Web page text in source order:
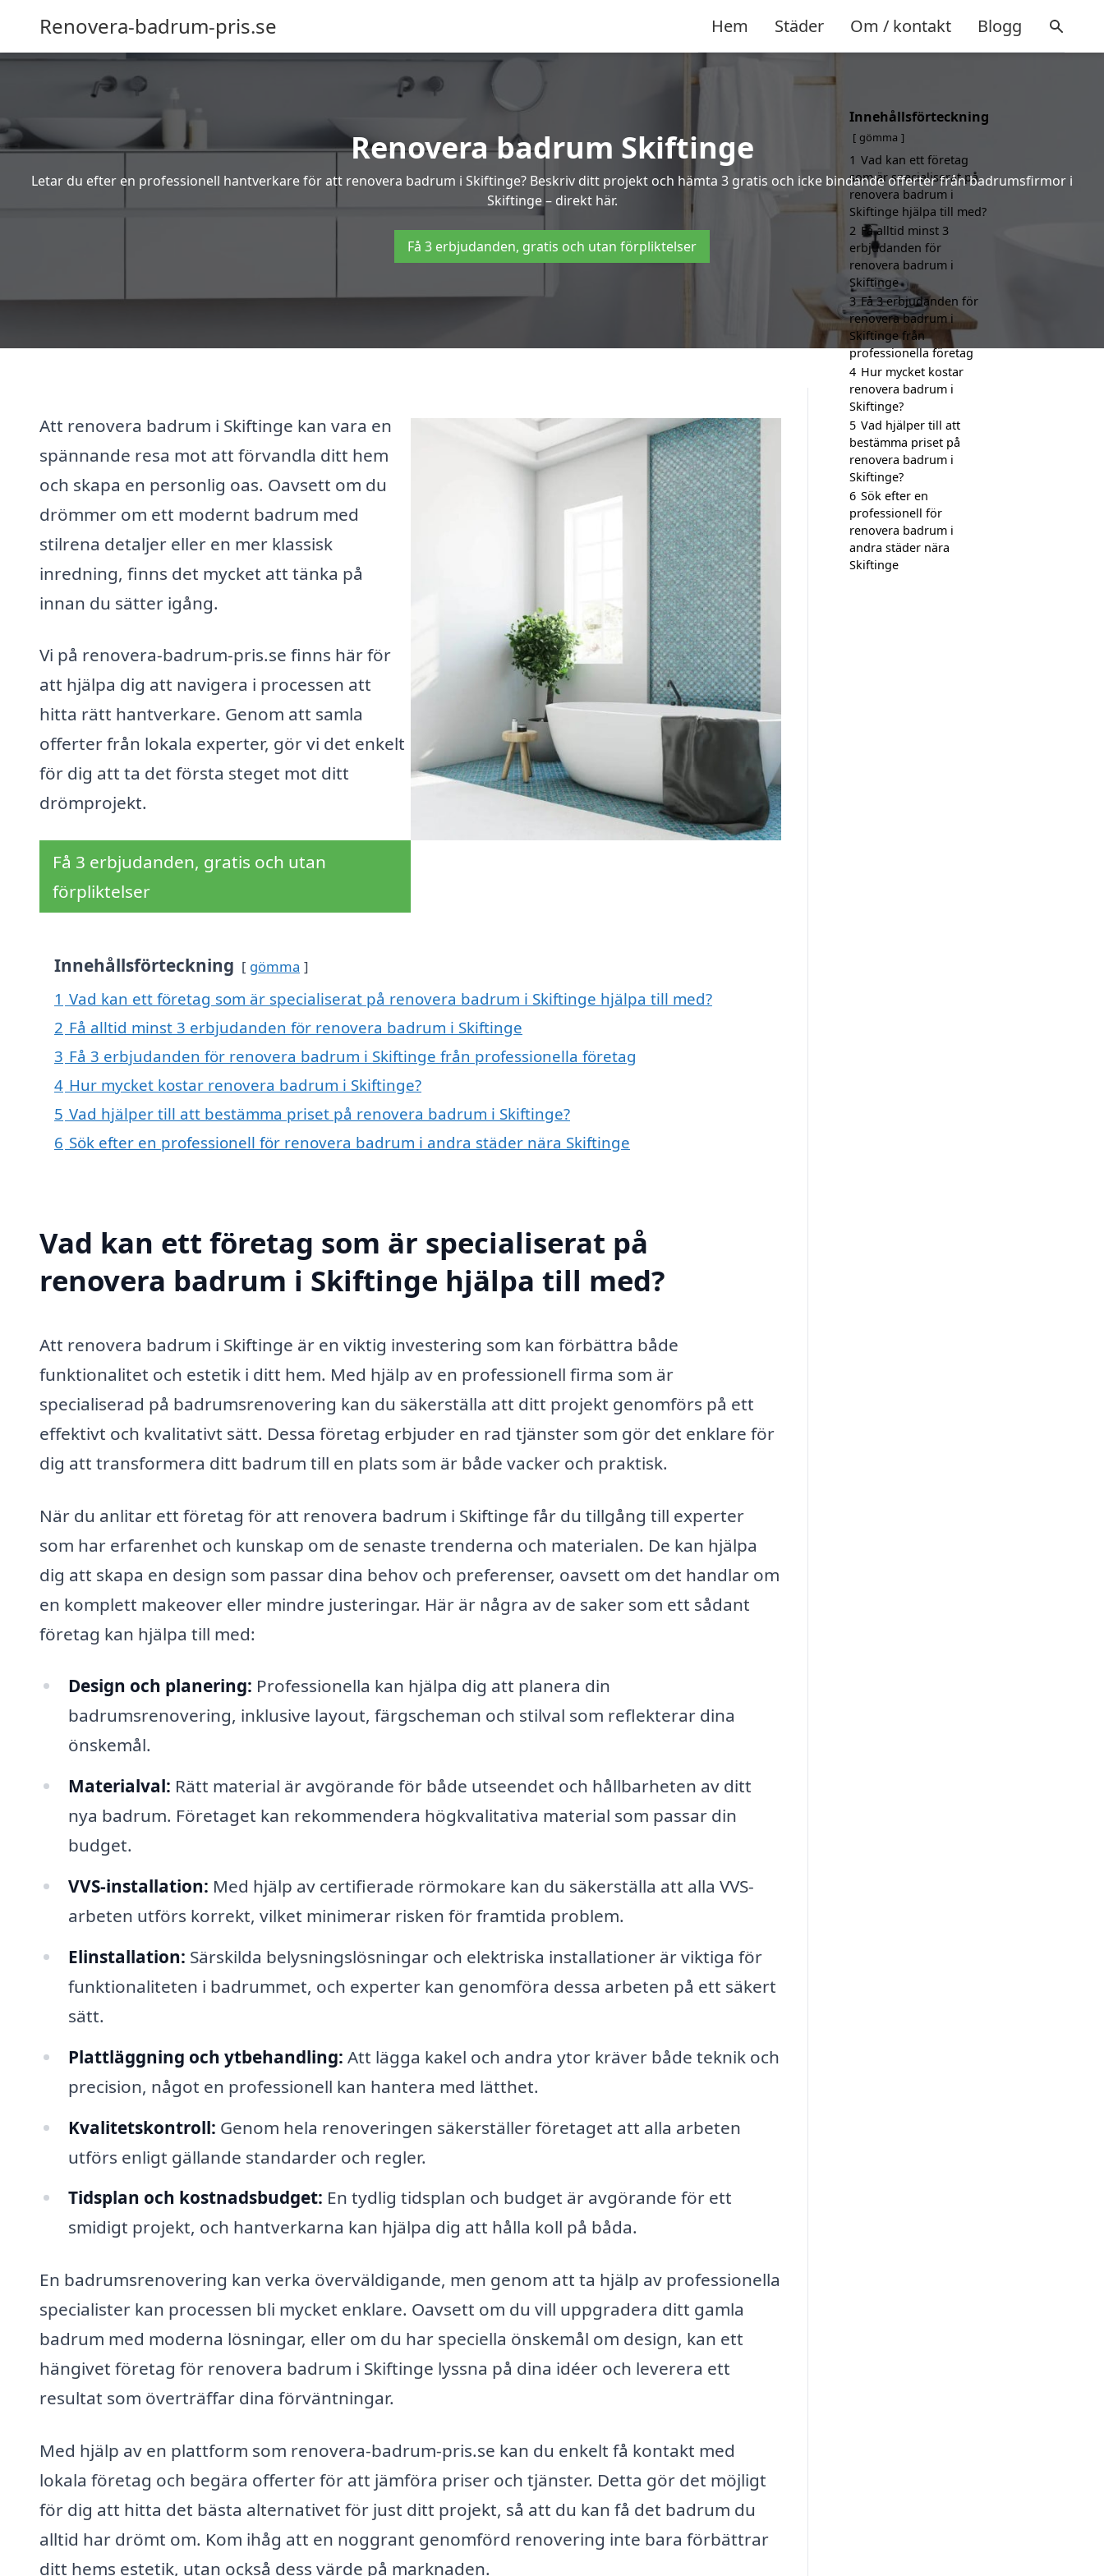
Renovera-badrum-pris.se Hem Städer Om / kontakt Blogg
Renovera badrum Skiftinge
Letar du efter en professionell hantverkare för att renovera badrum i Skiftinge? Beskriv ditt projekt och hämta 3 gratis och icke bindande offerter från badrumsfirmor i
Skiftinge – direkt här.
Få 3 erbjudanden, gratis och utan förpliktelser
Att renovera badrum i Skiftinge kan vara en
spännande resa mot att förvandla ditt hem
och skapa en personlig oas. Oavsett om du
drömmer om ett modernt badrum med
stilrena detaljer eller en mer klassisk
inredning, finns det mycket att tänka på
innan du sätter igång.
Vi på renovera-badrum-pris.se finns här för
att hjälpa dig att navigera i processen att
hitta rätt hantverkare. Genom att samla
offerter från lokala experter, gör vi det enkelt
för dig att ta det första steget mot ditt
drömprojekt.
Få 3 erbjudanden, gratis och utan
förpliktelser
Innehållsförteckning gömma
1 Vad kan ett företag som är specialiserat på renovera badrum i Skiftinge hjälpa till med?
2 Få alltid minst 3 erbjudanden för renovera badrum i Skiftinge
3 Få 3 erbjudanden för renovera badrum i Skiftinge från professionella företag
4 Hur mycket kostar renovera badrum i Skiftinge?
5 Vad hjälper till att bestämma priset på renovera badrum i Skiftinge?
6 Sök efter en professionell för renovera badrum i andra städer nära Skiftinge
Vad kan ett företag som är specialiserat på
renovera badrum i Skiftinge hjälpa till med?
Att renovera badrum i Skiftinge är en viktig investering som kan förbättra både
funktionalitet och estetik i ditt hem. Med hjälp av en professionell firma som är
specialiserad på badrumsrenovering kan du säkerställa att ditt projekt genomförs på ett
effektivt och kvalitativt sätt. Dessa företag erbjuder en rad tjänster som gör det enklare för
dig att transformera ditt badrum till en plats som är både vacker och praktisk.
När du anlitar ett företag för att renovera badrum i Skiftinge får du tillgång till experter
som har erfarenhet och kunskap om de senaste trenderna och materialen. De kan hjälpa
dig att skapa en design som passar dina behov och preferenser, oavsett om det handlar om
en komplett makeover eller mindre justeringar. Här är några av de saker som ett sådant
företag kan hjälpa till med:
Design och planering: Professionella kan hjälpa dig att planera din
badrumsrenovering, inklusive layout, färgscheman och stilval som reflekterar dina
önskemål.
Materialval: Rätt material är avgörande för både utseendet och hållbarheten av ditt
nya badrum. Företaget kan rekommendera högkvalitativa material som passar din
budget.
VVS-installation: Med hjälp av certifierade rörmokare kan du säkerställa att alla VVS-
arbeten utförs korrekt, vilket minimerar risken för framtida problem.
Elinstallation: Särskilda belysningslösningar och elektriska installationer är viktiga för
funktionaliteten i badrummet, och experter kan genomföra dessa arbeten på ett säkert
sätt.
Plattläggning och ytbehandling: Att lägga kakel och andra ytor kräver både teknik och
precision, något en professionell kan hantera med lätthet.
Kvalitetskontroll: Genom hela renoveringen säkerställer företaget att alla arbeten
utförs enligt gällande standarder och regler.
Tidsplan och kostnadsbudget: En tydlig tidsplan och budget är avgörande för ett
smidigt projekt, och hantverkarna kan hjälpa dig att hålla koll på båda.
En badrumsrenovering kan verka överväldigande, men genom att ta hjälp av professionella
specialister kan processen bli mycket enklare. Oavsett om du vill uppgradera ditt gamla
badrum med moderna lösningar, eller om du har speciella önskemål om design, kan ett
hängivet företag för renovera badrum i Skiftinge lyssna på dina idéer och leverera ett
resultat som överträffar dina förväntningar.
Med hjälp av en plattform som renovera-badrum-pris.se kan du enkelt få kontakt med
lokala företag och begära offerter för att jämföra priser och tjänster. Detta gör det möjligt
för dig att hitta det bästa alternativet för just ditt projekt, så att du kan få det badrum du
alltid har drömt om. Kom ihåg att en noggrant genomförd renovering inte bara förbättrar
ditt hems estetik, utan också dess värde på marknaden.
Innehållsförteckning
gömma
1 Vad kan ett företag
som är specialiserat på
renovera badrum i
Skiftinge hjälpa till med?
2 Få alltid minst 3
erbjudanden för
renovera badrum i
Skiftinge
3 Få 3 erbjudanden för
renovera badrum i
Skiftinge från
professionella företag
4 Hur mycket kostar
renovera badrum i
Skiftinge?
5 Vad hjälper till att
bestämma priset på
renovera badrum i
Skiftinge?
6 Sök efter en
professionell för
renovera badrum i
andra städer nära
Skiftinge